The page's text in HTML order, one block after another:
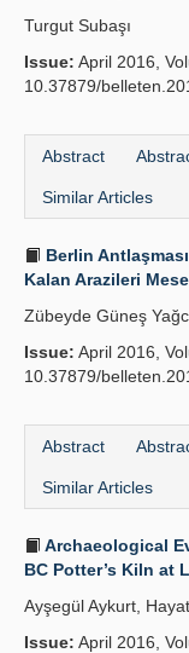
Guidelines
Contact Us
Turgut Subaşı
Issue: April 2016,
10.37879/
Abstract
Similar Articles
Berlin
Kalan Arazileri
Zübeyde Güneş
Issue: April 2016,
10.37879/
Abstract
Similar Articles
Archaeological
BC Potter’s Kiln at
Ayşegül Aykurt,
Issue: April 2016,